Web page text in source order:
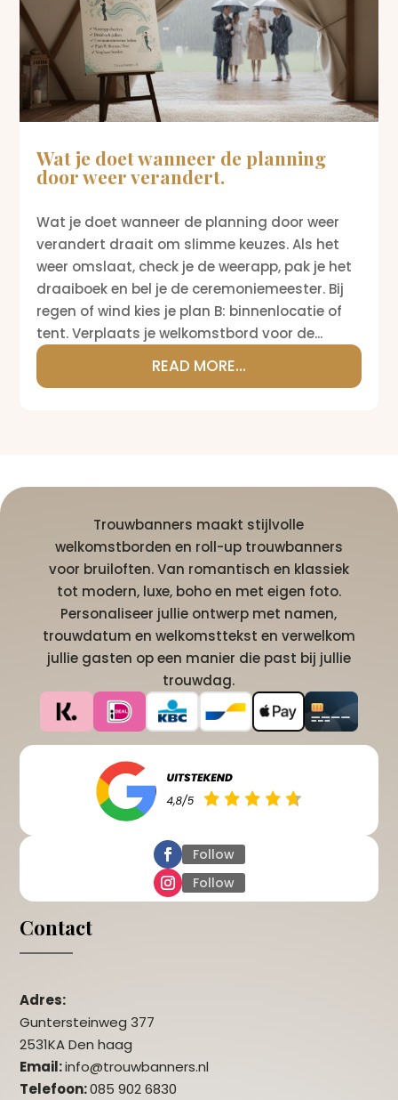
Wat je doet wanneer de planning
door weer verandert.
Wat je doet wanneer de planning door weer
verandert draait om slimme keuzes. Als het
weer omslaat, check je de weerapp, pak je het
draaiboek en bel je de ceremoniemeester. Bij
regen of wind kies je plan B: binnenlocatie of
tent. Verplaats je welkomstbord voor de...
READ MORE...
Trouwbanners maakt stijlvolle
welkomstborden en roll-up trouwbanners
voor bruiloften. Van romantisch en klassiek
tot modern, luxe, boho en met eigen foto.
Personaliseer jullie ontwerp met namen,
trouwdatum en welkomsttekst en verwelkom
jullie gasten op een manier die past bij jullie
trouwdag.
Follow
Follow
Contact
Adres:
Guntersteinweg 377
2531KA Den haag
Email:info@trouwbanners.nl
Telefoon:085 902 6830